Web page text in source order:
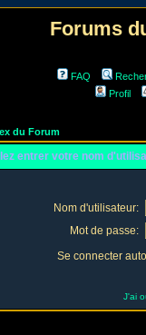
Forums
FAQ
Profil
du Forum
entrer votre nom
Nom d'utilisateur:
Mot de passe:
Se connecter
J'ai